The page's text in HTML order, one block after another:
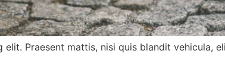
Praesent mattis, nisi quis blandit vehicula,